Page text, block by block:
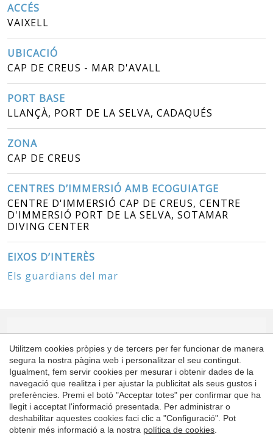
ACCÉS
VAIXELL
UBICACIÓ
CAP DE CREUS - MAR D'AVALL
PORT BASE
LLANÇÀ, PORT DE LA SELVA, CADAQUÉS
ZONA
CAP DE CREUS
CENTRES D’IMMERSIÓ AMB ECOGUIATGE
CENTRE D'IMMERSIÓ CAP DE CREUS, CENTRE
D'IMMERSIÓ PORT DE LA SELVA, SOTAMAR
DIVING CENTER
EIXOS D’INTERÈS
Els guardians del mar
ESPÒNSORS
Utilitzem cookies pròpies y de tercers per fer funcionar de manera
segura la nostra pàgina web i personalitzar el seu contingut.
Igualment, fem servir cookies per mesurar i obtenir dades de la
navegació que realitza i per ajustar la publicitat als seus gustos i
preferències. Premi el botó "Acceptar totes" per confirmar que ha
llegit i acceptat l'informació presentada. Per administrar o
deshabilitar aquestes cookies faci clic a "Configuració". Pot
obtenir més informació a la nostra política de cookies.
Guardar configuració Acceptar totes